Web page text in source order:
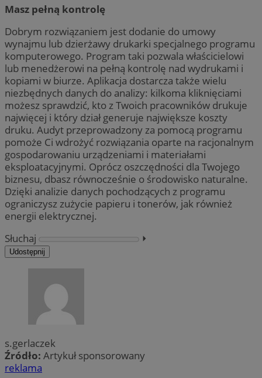
Masz pełną kontrolę
Dobrym rozwiązaniem jest dodanie do umowy
wynajmu lub dzierżawy drukarki specjalnego programu
komputerowego. Program taki pozwala właścicielowi
lub menedżerowi na pełną kontrolę nad wydrukami i
kopiami w biurze. Aplikacja dostarcza także wielu
niezbędnych danych do analizy: kilkoma kliknięciami
możesz sprawdzić, kto z Twoich pracowników drukuje
najwięcej i który dział generuje największe koszty
druku. Audyt przeprowadzony za pomocą programu
pomoże Ci wdrożyć rozwiązania oparte na racjonalnym
gospodarowaniu urządzeniami i materiałami
eksploatacyjnymi. Oprócz oszczędności dla Twojego
biznesu, dbasz równocześnie o środowisko naturalne.
Dzięki analizie danych pochodzących z programu
ograniczysz zużycie papieru i tonerów, jak również
energii elektrycznej.
Słuchaj
⏵︎
Udostępnij
s.gerlaczek
Źródło: Artykuł sponsorowany
reklama